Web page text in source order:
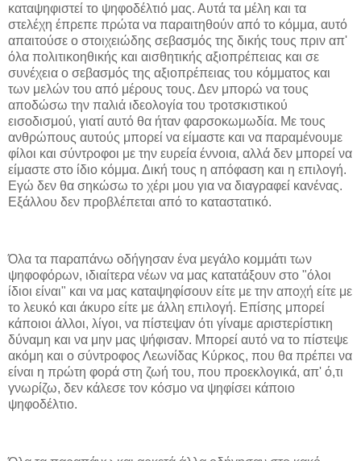
καταψηφιστεί το ψηφοδέλτιό μας. Αυτά τα μέλη και τα
στελέχη έπρεπε πρώτα να παραιτηθούν από το κόμμα, αυτό
απαιτούσε ο στοιχειώδης σεβασμός της δικής τους πριν απ'
όλα πολιτικοηθικής και αισθητικής αξιοπρέπειας και σε
συνέχεια ο σεβασμός της αξιοπρέπειας του κόμματος και
των μελών του από μέρους τους. Δεν μπορώ να τους
αποδώσω την παλιά ιδεολογία του τροτσκιστικού
εισοδισμού, γιατί αυτό θα ήταν φαρσοκωμωδία. Με τους
ανθρώπους αυτούς μπορεί να είμαστε και να παραμένουμε
φίλοι και σύντροφοι με την ευρεία έννοια, αλλά δεν μπορεί να
είμαστε στο ίδιο κόμμα. Δική τους η απόφαση και η επιλογή.
Εγώ δεν θα σηκώσω το χέρι μου για να διαγραφεί κανένας.
Εξάλλου δεν προβλέπεται από το καταστατικό.
Όλα τα παραπάνω οδήγησαν ένα μεγάλο κομμάτι των
ψηφοφόρων, ιδιαίτερα νέων να μας κατατάξουν στο "όλοι
ίδιοι είναι" και να μας καταψηφίσουν είτε με την αποχή είτε με
το λευκό και άκυρο είτε με άλλη επιλογή. Επίσης μπορεί
κάποιοι άλλοι, λίγοι, να πίστεψαν ότι γίναμε αριστερίστικη
δύναμη και να μην μας ψήφισαν. Μπορεί αυτό να το πίστεψε
ακόμη και ο σύντροφος Λεωνίδας Κύρκος, που θα πρέπει να
είναι η πρώτη φορά στη ζωή του, που προεκλογικά, απ' ό,τι
γνωρίζω, δεν κάλεσε τον κόσμο να ψηφίσει κάποιο
ψηφοδέλτιο.